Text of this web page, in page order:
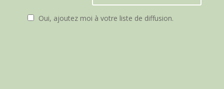
Oui, ajoutez moi à votre liste de diffusion.